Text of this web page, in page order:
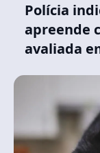
Polícia
apreende
avaliada